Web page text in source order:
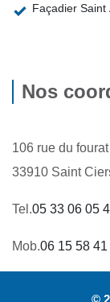
Façadier Saint
Nos
106 rue du fourat
33910 Saint
Tel.05 33 06 05
Mob.06 15 58 41
©